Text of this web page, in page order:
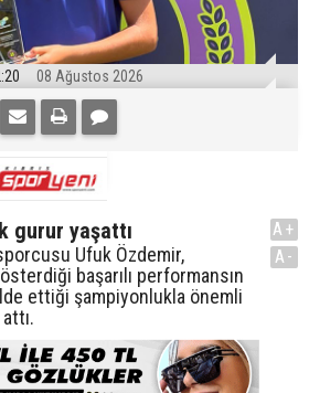
08 Ağustos 2026
gurur yaşattı
Ufuk Özdemir,
başarılı performansın
ettiği şampiyonlukla önemli
A+
A-